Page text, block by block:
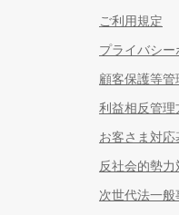
ご利用規定
プライバシー
顧客保護等管
利益相反管理
お客さま対応
反社会的勢
次世代法一